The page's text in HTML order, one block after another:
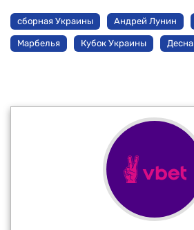
сборная Украины Андрей Лунин
Марбелья Кубок Украины Десна